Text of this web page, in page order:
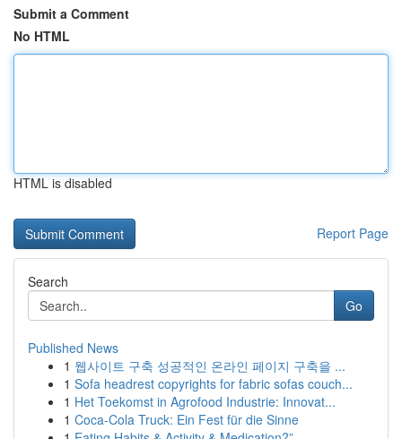
Submit a Comment
No HTML
HTML is disabled
Report Page
Search
Go
Published News
1 웹사이트 구축 성공적인 온라인 페이지 구축을 ...
1 Sofa headrest copyrights for fabric sofas couch...
1 Het Toekomst in Agrofood Industrie: Innovat...
1 Coca-Cola Truck: Ein Fest für die Sinne